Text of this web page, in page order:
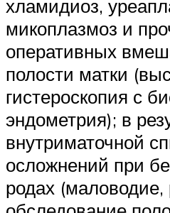
хламидиоз,
микоплазмоз и
оперативных
полости матки
гистероскопия с
эндометрия); в
внутриматочной
осложнений при
родах (маловодие,